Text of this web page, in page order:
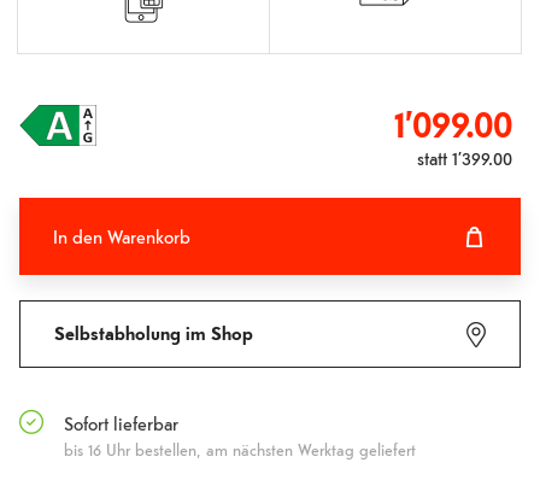
1’099.00
statt1’399.00
In den Warenkorb
Selbstabholung im Shop
Sofort lieferbar
bis 16 Uhr bestellen, am nächsten Werktag geliefert